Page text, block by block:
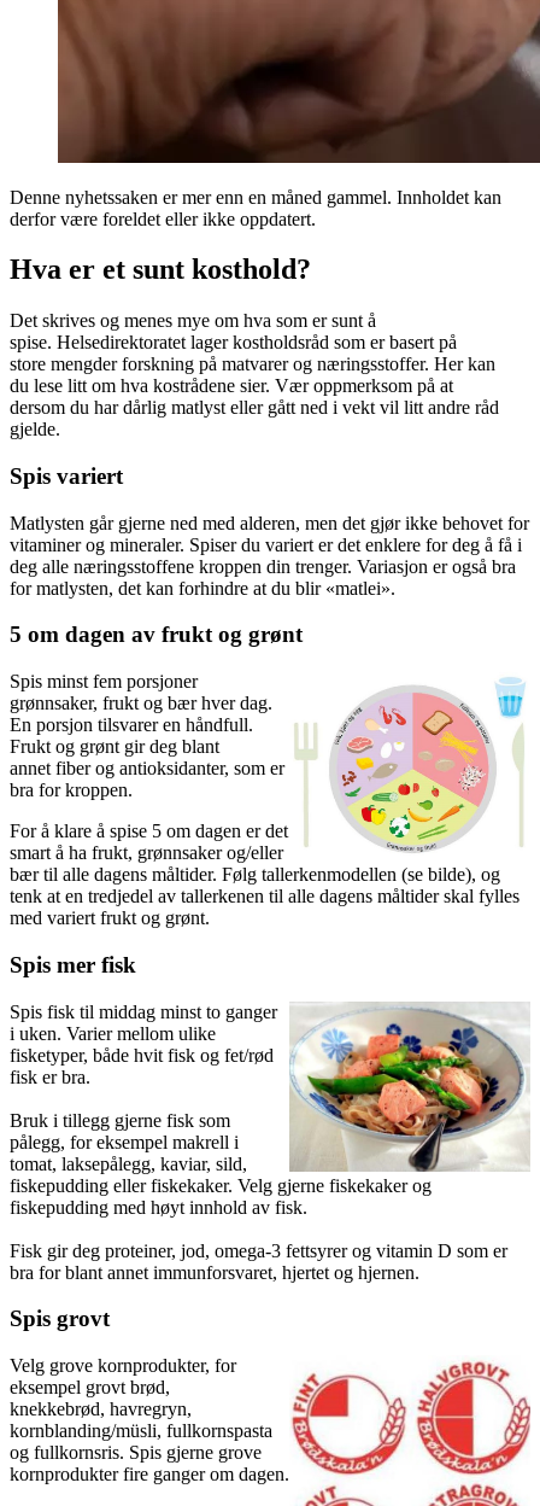
Denne nyhetssaken er mer enn en måned gammel. Innholdet kan
derfor være foreldet eller ikke oppdatert.
Hva er et sunt kosthold?
Det skrives og menes mye om hva som er sunt å
spise. Helsedirektoratet lager kostholdsråd som er basert på
store mengder forskning på matvarer og næringsstoffer. Her kan
du lese litt om hva kostrådene sier. Vær oppmerksom på at
dersom du har dårlig matlyst eller gått ned i vekt vil litt andre råd
gjelde.
Spis variert
Matlysten går gjerne ned med alderen, men det gjør ikke behovet for
vitaminer og mineraler. Spiser du variert er det enklere for deg å få i
deg alle næringsstoffene kroppen din trenger. Variasjon er også bra
for matlysten, det kan forhindre at du blir «matlei».
5 om dagen av frukt og grønt
Spis minst fem porsjoner
grønnsaker, frukt og bær hver dag.
En porsjon tilsvarer en håndfull.
Frukt og grønt gir deg blant
annet fiber og antioksidanter, som er
bra for kroppen.
For å klare å spise 5 om dagen er det
smart å ha frukt, grønnsaker og/eller
bær til alle dagens måltider. Følg tallerkenmodellen (se bilde), og
tenk at en tredjedel av tallerkenen til alle dagens måltider skal fylles
med variert frukt og grønt.
Spis mer fisk
Spis fisk til middag minst to ganger
i uken. Varier mellom ulike
fisketyper, både hvit fisk og fet/rød
fisk er bra.
Bruk i tillegg gjerne fisk som
pålegg, for eksempel makrell i
tomat, laksepålegg, kaviar, sild,
fiskepudding eller fiskekaker. Velg gjerne fiskekaker og
fiskepudding med høyt innhold av fisk.
Fisk gir deg proteiner, jod, omega-3 fettsyrer og vitamin D som er
bra for blant annet immunforsvaret, hjertet og hjernen.
Spis grovt
Velg grove kornprodukter, for
eksempel grovt brød,
knekkebrød, havregryn,
kornblanding/müsli, fullkornspasta
og fullkornsris. Spis gjerne grove
kornprodukter fire ganger om dagen.